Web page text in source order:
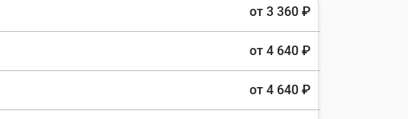
от 3 360 ₽
от 4 640 ₽
от 4 640 ₽